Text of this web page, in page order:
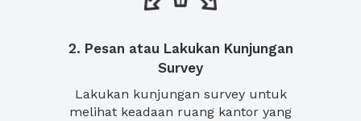
2. Pesan atau Lakukan Kunjungan
Survey
Lakukan kunjungan survey untuk
melihat keadaan ruang kantor yang